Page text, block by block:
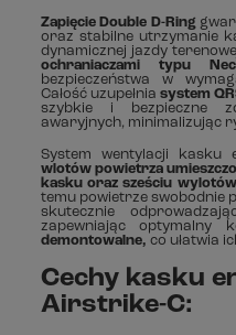
Zapięcie Double D-Ring
oraz stabilne utrzymanie
dynamicznej jazdy
ochraniaczami typu
bezpieczeństwa w
Całość uzupełniasystem
szybkie i bezpieczne
awaryjnych, minimalizując
System wentylacji
wlotów powietrza
kasku oraz sześciu
temu powietrze swobodnie
skutecznie
zapewniając optymalny
demontowalne, co ułatwia
Cechy kasku
Airstrike-C: